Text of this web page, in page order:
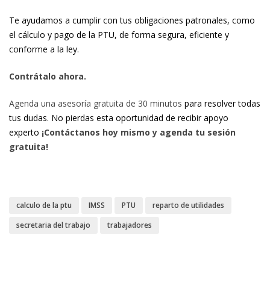
Te ayudamos a cumplir con tus obligaciones patronales, como
el cálculo y pago de la PTU, de forma segura, eficiente y
conforme a la ley.
Contrátalo ahora.
Agenda una asesoría gratuita de 30 minutos para resolver todas
tus dudas. No pierdas esta oportunidad de recibir apoyo
experto ¡Contáctanos hoy mismo y agenda tu sesión
gratuita!
calculo de la ptu IMSS PTU
reparto de utilidades
secretaria del trabajo
trabajadores